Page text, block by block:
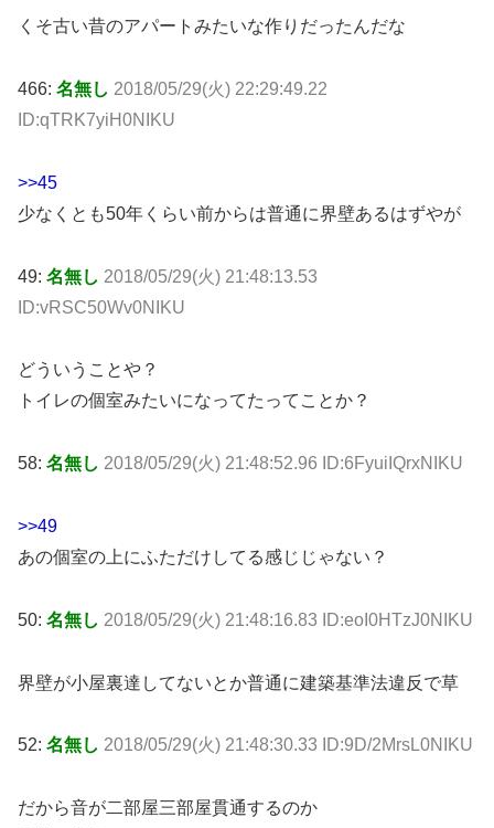
くそ古い昔のアパートみたいな作りだったんだな
466: 名無し 2018/05/29(火) 22:29:49.22
ID:qTRK7yiH0NIKU
>>45
少なくとも50年くらい前からは普通に界壁あるはずやが
49: 名無し 2018/05/29(火) 21:48:13.53
ID:vRSC50Wv0NIKU
どういうことや？
トイレの個室みたいになってたってことか？
58: 名無し 2018/05/29(火) 21:48:52.96 ID:6FyuiIQrxNIKU
>>49
あの個室の上にふただけしてる感じじゃない？
50: 名無し 2018/05/29(火) 21:48:16.83 ID:eoI0HTzJ0NIKU
界壁が小屋裏達してないとか普通に建築基準法違反で草
52: 名無し 2018/05/29(火) 21:48:30.33 ID:9D/2MrsL0NIKU
だから音が二部屋三部屋貫通するのか